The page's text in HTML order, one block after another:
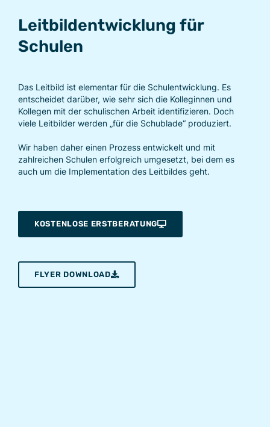
Leitbildentwicklung für
Schulen
Das Leitbild ist elementar für die Schulentwicklung. Es
entscheidet darüber, wie sehr sich die Kolleginnen und
Kollegen mit der schulischen Arbeit identifizieren. Doch
viele Leitbilder werden „für die Schublade“ produziert.
Wir haben daher einen Prozess entwickelt und mit
zahlreichen Schulen erfolgreich umgesetzt, bei dem es
auch um die Implementation des Leitbildes geht.
KOSTENLOSE ERSTBERATUNG
FLYER DOWNLOAD